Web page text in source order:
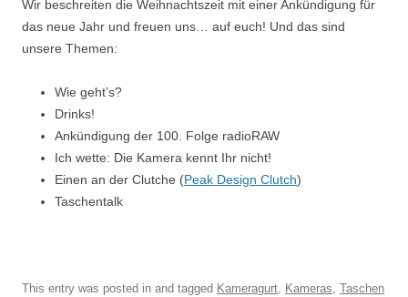
Wir beschreiten die Weihnachtszeit mit einer Ankündigung für
das neue Jahr und freuen uns… auf euch! Und das sind
unsere Themen:
Wie geht’s?
Drinks!
Ankündigung der 100. Folge radioRAW
Ich wette: Die Kamera kennt Ihr nicht!
Einen an der Clutche (Peak Design Clutch)
Taschentalk
This entry was posted in and tagged Kameragurt, Kameras, Taschen